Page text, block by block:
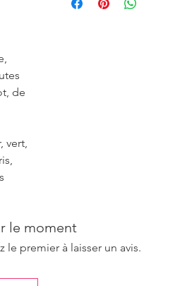
de
vert,
ensure the uniformity of colour.
le moment
le premier à laisser un avis.